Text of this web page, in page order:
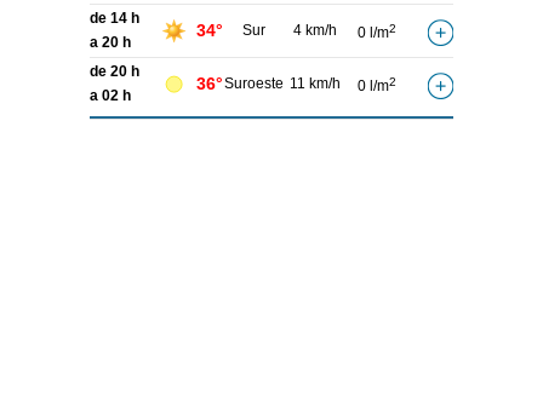
de 14 h
a 20 h
34° Sur 4 km/h 0 l/m2
de 20 h
a 02 h
36°Suroeste 11 km/h 0 l/m2